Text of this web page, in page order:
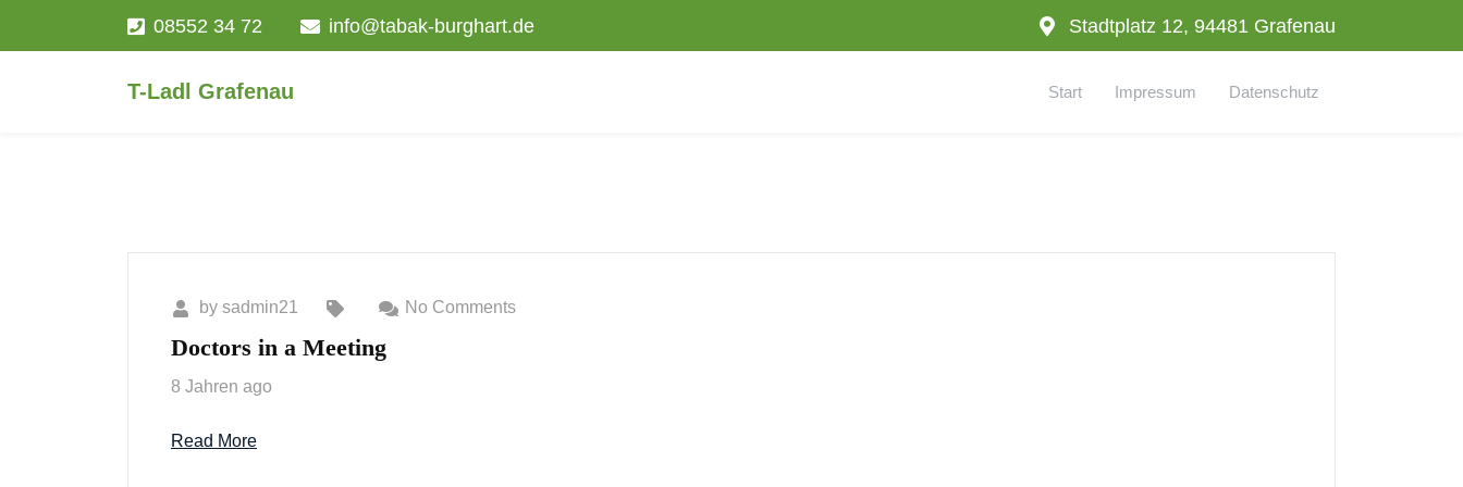
08552 34 72 info@tabak-burghart.de Stadtplatz 12, 94481 Grafenau
T-Ladl Grafenau Start Impressum Datenschutz
by sadmin21 No Comments
Doctors in a Meeting
8 Jahren ago
Read More